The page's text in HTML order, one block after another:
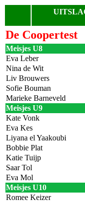
De Coopertest
Meisjes U8
Eva Leber
Nina de Wit
Liv Brouwers
Sofie Bouman
Marieke Barneveld
Meisjes U9
Kate Vonk
Eva Kes
Liyana el Yaakoubi
Bobbie Plat
Katie Tuijp
Saar Tol
Eva Mol
Meisjes U10
Romee Keizer